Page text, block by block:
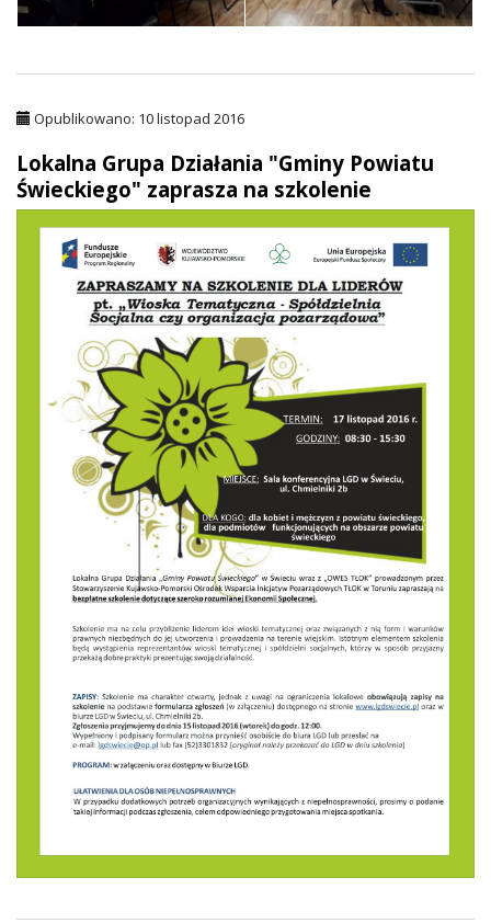
Opublikowano: 10 listopad 2016
Lokalna Grupa Działania "Gminy Powiatu
Świeckiego" zaprasza na szkolenie